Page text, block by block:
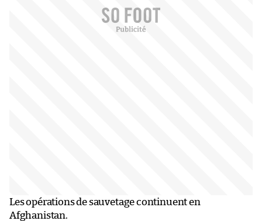
Les opérations de sauvetage continuent en
Afghanistan.